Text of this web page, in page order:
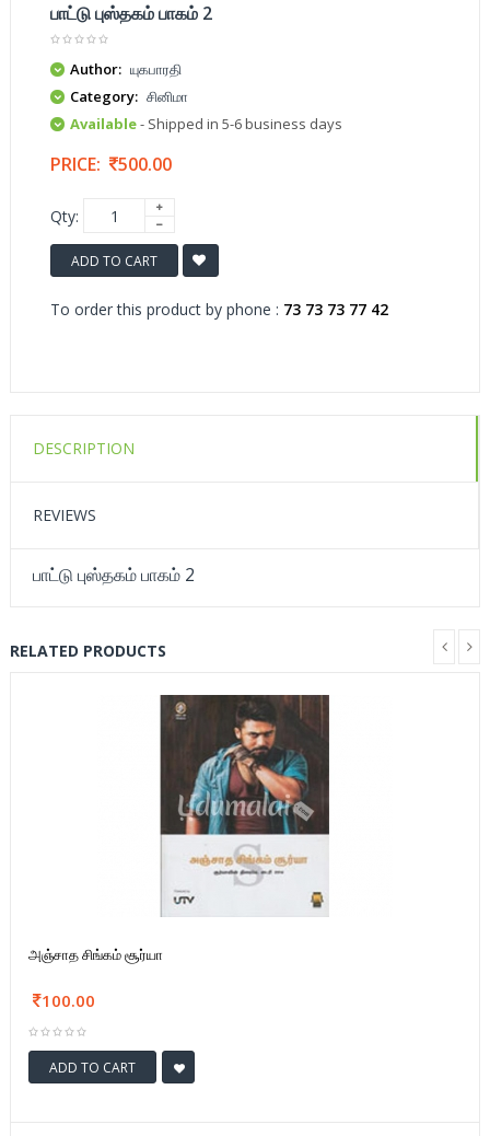
பாட்டு புஸ்தகம் பாகம் 2
Author: யுகபாரதி
Category: சினிமா
Available- Shipped in 5-6 business days
PRICE: 500.00
Qty:
ADD TO CART
To order this product by phone : 73 73 73 77 42
DESCRIPTION
REVIEWS
பாட்டு புஸ்தகம் பாகம் 2
RELATED PRODUCTS
அஞ்சாத சிங்கம் சூர்யா
100.00
ADD TO CART